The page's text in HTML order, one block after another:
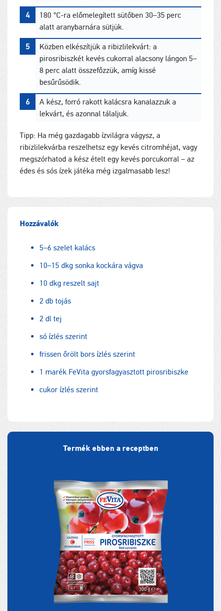
180 °C-ra előmelegített sütőben 30–35 perc
alatt aranybarnára sütjük.
Közben elkészítjük a ribizlilekvárt: a
pirosribiszkét kevés cukorral alacsony lángon 5–
8 perc alatt összefőzzük, amíg kissé
besűrűsödik.
A kész, forró rakott kalácsra kanalazzuk a
lekvárt, és azonnal tálaljuk.
Tipp: Ha még gazdagabb ízvilágra vágysz, a
ribizlilekvárba reszelhetsz egy kevés citromhéjat, vagy
megszórhatod a kész ételt egy kevés porcukorral – az
édes és sós ízek játéka még izgalmasabb lesz!
Hozzávalók
5–6 szelet kalács
10–15 dkg sonka kockára vágva
10 dkg reszelt sajt
2 db tojás
2 dl tej
só ízlés szerint
frissen őrölt bors ízlés szerint
1 marék FeVita gyorsfagyasztott pirosribiszke
cukor ízlés szerint
Termék ebben a receptben